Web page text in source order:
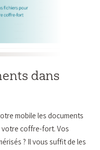
dans
mobile les documents
coffre-fort. Vos
? Il vous suffit de les